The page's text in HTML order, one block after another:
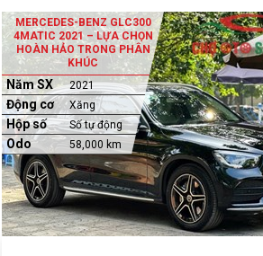
MERCEDES-BENZ GLC300
4MATIC 2021 – LỰA CHỌN
HOÀN HẢO TRONG PHÂN
KHÚC
Năm SX 2021
Động cơ Xăng
Hộp số Số tự động
Odo 58,000 km